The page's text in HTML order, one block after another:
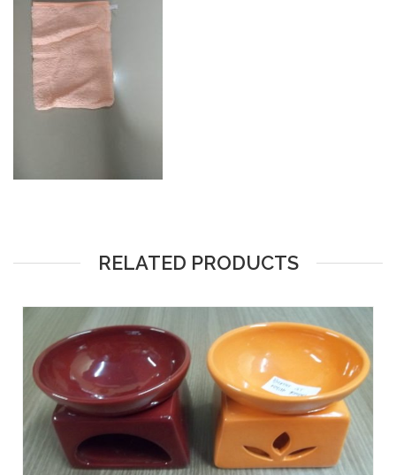
RELATED PRODUCTS